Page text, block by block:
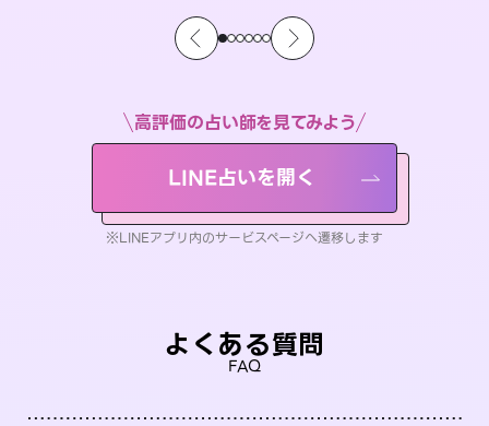
高評価の占い師を見てみよう
LINE占いを開く
※LINEアプリ内のサービスページへ遷移します
よくある質問
FAQ